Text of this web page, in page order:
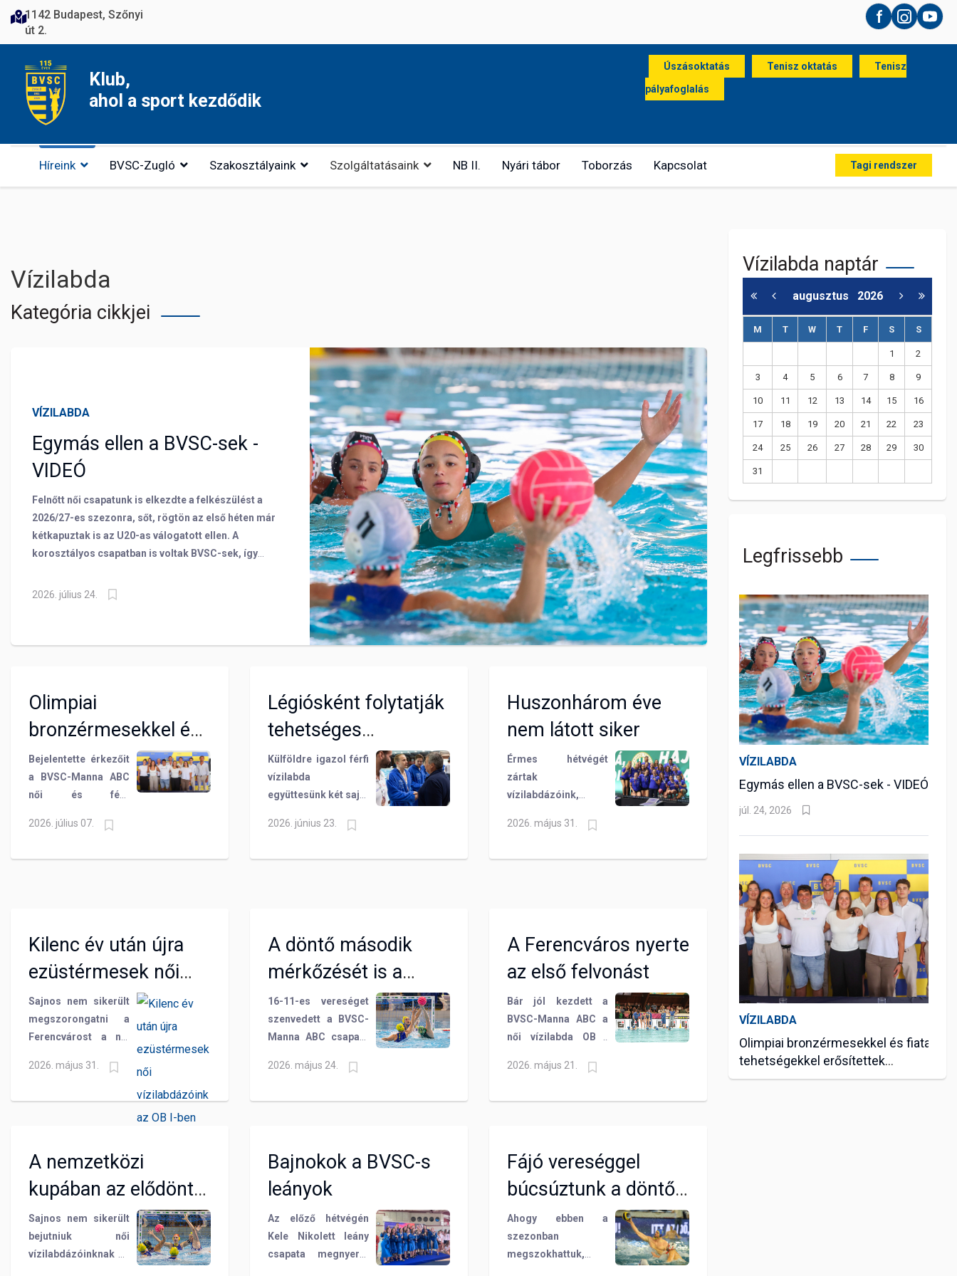
1142 Budapest, Szőnyi
út 2.
Facebook
Instagram
Klub,
ahol a sport kezdődik
Úszásoktatás Tenisz oktatás
Tenisz
pályafoglalás
Híreink BVSC-Zugló Szakosztályaink Szolgáltatásaink NB II. Nyári tábor Toborzás Kapcsolat Tagi rendszer
Vízilabda
Kategória cikkjei
VÍZILABDA
Egymás ellen a BVSC-sek -
VIDEÓ
Felnőtt női csapatunk is elkezdte a felkészülést a
2026/27-es szezonra, sőt, rögtön az első héten már
kétkapuztak is az U20-as válogatott ellen. A
korosztályos csapatban is voltak BVSC-sek, így
játékosunkat. Schmuck Tünde az U20-as válogatott és
2026. július 24.
Olimpiai
bronzérmesekkel és
fiatal tehetségekkel
erősítettek
Bejelentette érkezőit
a BVSC-Manna ABC
női és férfi
Előbbinél négy,
Szőnyi úton folytatja
pályafutását többek
között Magyari Alda
amerikai olimpiai
bronzérmes Chase
Dodd, valamint
tehetséges
2026. július 07.
Légiósként folytatják
tehetséges
játékosaink
Külföldre igazol férfi
vízilabda
együttesünk két saját
játékosa Mészáros
2026. június 23.
Huszonhárom éve
nem látott siker
Érmes hétvégét
zártak
vízilabdázóink,
Manna ABC
Mikor volt utoljára
dupla dobogó a klub
életében az OB I-
utána!
2026. május 31.
Kilenc év után újra
ezüstérmesek női
vízilabdázóink az OB
I-ben
Sajnos nem sikerült
megszorongatni a
Ferencvárost a női
döntőjének harmadik
Uszodában. A BVSC-
Manna ABC viszont
egy nagyon szépen
csillogó ezüstérmet
szerzett!
2026. május 31.
A döntő második
mérkőzését is a
Ferencváros nyerte
16-11-es vereséget
szenvedett a BVSC-
Manna ABC csapata
döntőjének második
2-0 az állás a
Ferencváros javára,
az egyik fél harmadik
győzelméig tartó
párharcban! A lányok
így is nagyot
2026. május 24.
A Ferencváros nyerte
az első felvonást
Bár jól kezdett a
BVSC-Manna ABC a
női vízilabda OB I
felvonásán és bő egy
követően a címvédő
magabiztosan nyert
15-8-ra. Folytatás
vasárnap, a Szőnyi
úton!
2026. május 21.
A nemzetközi
kupában az elődöntő
volt a végállomás
Sajnos nem sikerült
bejutniuk női
vízilabdázóinknak az
Bajnokok a BVSC-s
leányok
Az előző hétvégén
Kele Nikolett leány
csapata megnyerte
Fájó vereséggel
búcsúztunk a döntős
álmoktól
Ahogy ebben a
szezonban
megszokhattuk,
Vízilabda naptár
augusztus 2026
M T W T F S S
1 2
3 4 5 6 7 8 9
10 11 12 13 14 15 16
17 18 19 20 21 22 23
24 25 26 27 28 29 30
31
Legfrissebb
VÍZILABDA
Egymás ellen a BVSC-sek - VIDEÓ
júl. 24, 2026
VÍZILABDA
Olimpiai bronzérmesekkel és fiatal
tehetségekkel erősítettek
vízilabdázóink